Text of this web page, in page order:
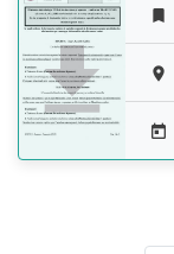



